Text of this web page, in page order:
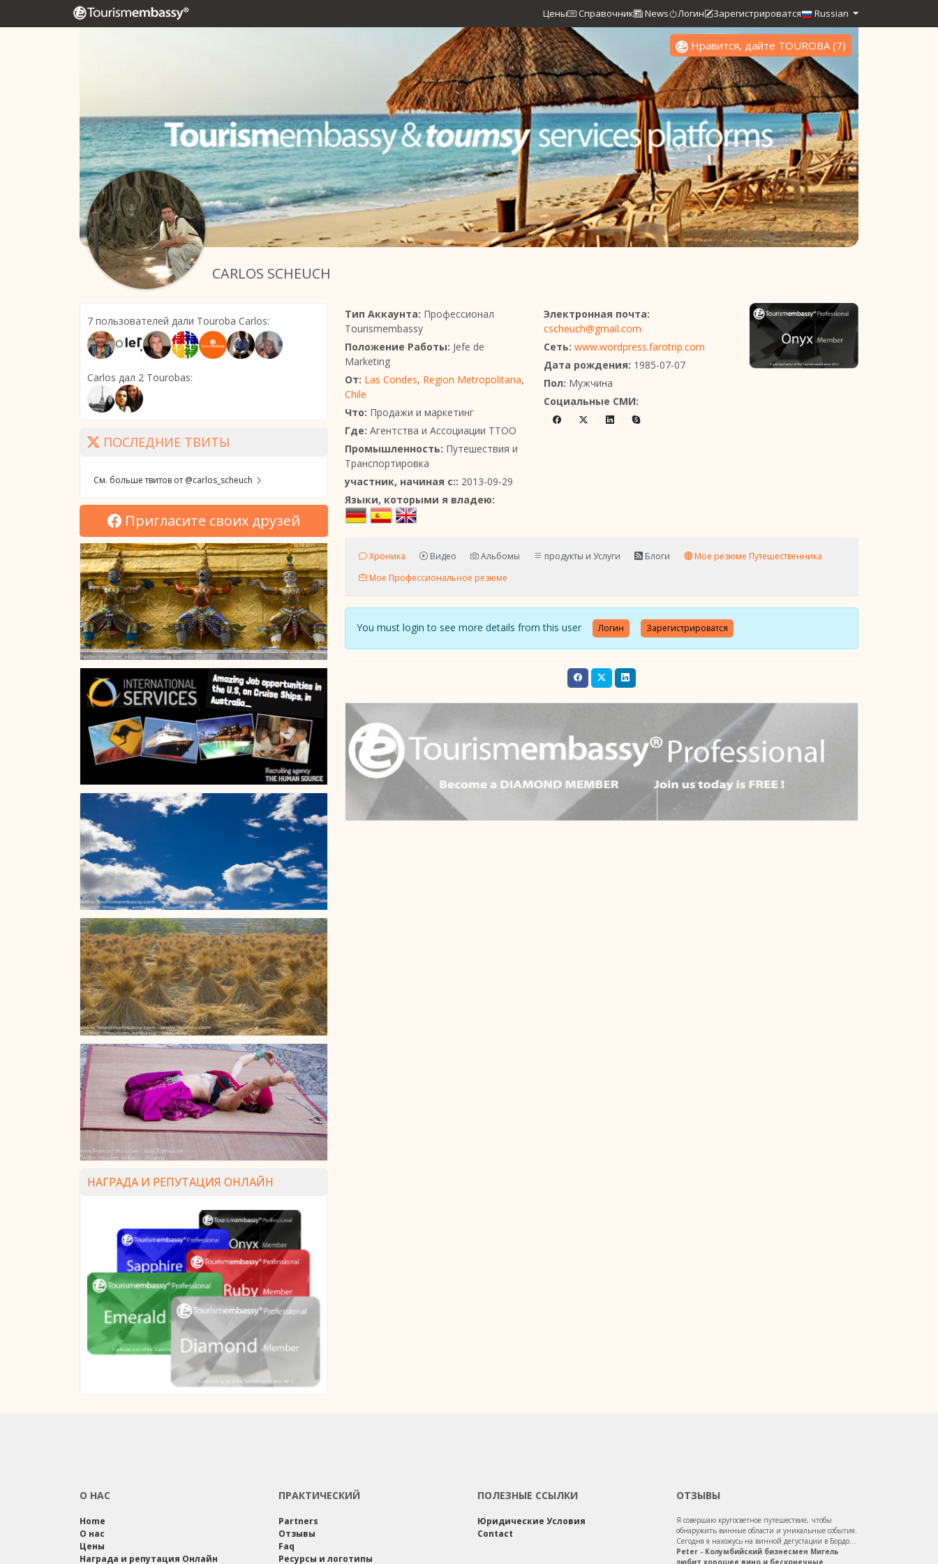
Цены Справочник News Логин Зарегистрироватся Russian
CARLOS SCHEUCH
Нравится, дайте TOUROBA(7)
7 пользователей дали Touroba Carlos:
Carlos дал 2 Tourobas:
ПОСЛЕДНИЕ ТВИТЫ
См. больше твитов от @carlos_scheuch
Пригласите своих друзей
НАГРАДА И РЕПУТАЦИЯ ОНЛАЙН
Тип Аккаунта: Профессионал
Tourismembassy
Положение Работы: Jefe de
Marketing
От: Las Condes, Region Metropolitana,
Chile
Что: Продажи и маркетинг
Где: Агентства и Ассоциации TTOO
Промышленность: Путешествия и
Транспортировка
участник, начиная с:: 2013-09-29
Электронная почта:
cscheuch@gmail.com
Сеть: www.wordpress.farotrip.com
Дата рождения: 1985-07-07
Пол: Мужчина
Социальные СМИ:
Языки, которыми я владею:
Хроника Видео Альбомы продукты и Услуги Блоги
Мое резюме Путешественника
Мое Профессиональное резюме
You must login to see more details from this user Логин Зарегистрироватся
О НАС
Home
О нас
Цены
Награда и репутация Онлайн
ПРАКТИЧЕСКИЙ
Partners
Отзывы
Faq
Ресурсы и логотипы
ПОЛЕЗНЫЕ ССЫЛКИ
Юридические Условия
Contact
ОТЗЫВЫ
Я совершаю кругосветное путешествие, чтобы
обнаружить винные области и уникальные события.
Сегодня я нахожусь на винной дегустации в Бордо...
Peter - Колумбийский бизнесмен Мигель
любит хорошее вино и бесконечные